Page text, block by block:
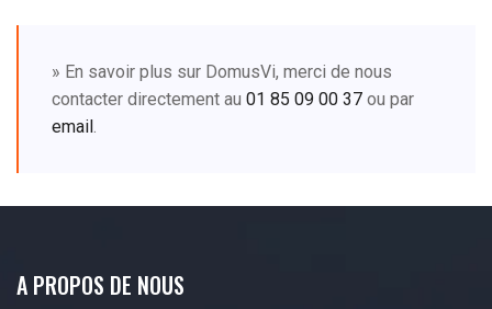
» En savoir plus sur DomusVi, merci de nous
contacter directement au 01 85 09 00 37 ou par
email
A PROPOS DE NOUS